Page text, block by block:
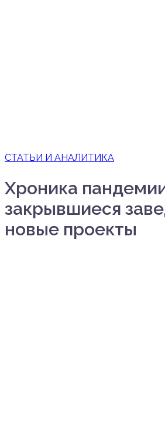
СТАТЬИ И АНАЛИТИКА
Хроника
закрывшиеся
новые проекты